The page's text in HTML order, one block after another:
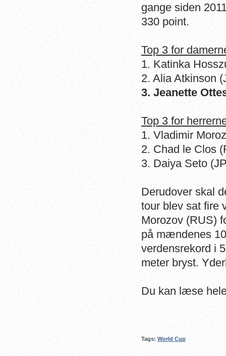
gange siden
330 point.
Top 3 for
1. Katinka
2. Alia Atkinson
3. Jeanette
Top 3 for
1. Vladimir
2. Chad le Clos
3. Daiya Seto
Derudover skal
tour blev sat fire
Morozov (RUS)
på mændenes
verdensrekord i
meter bryst.
Du kan læse
Tags: World Cup